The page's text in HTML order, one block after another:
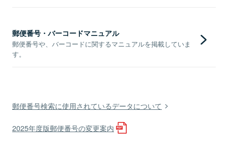
郵便番号・バーコードマニュアル
郵便番号や、バーコードに関するマニュアルを掲載していま
す。
郵便番号検索に使用されているデータについて
2025年度版郵便番号の変更案内